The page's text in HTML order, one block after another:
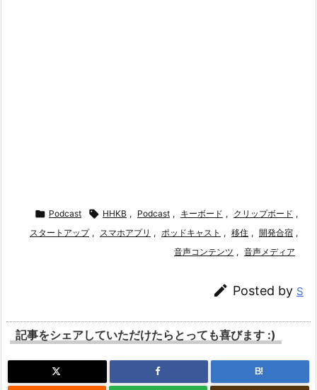
 Podcast  HHKB , Podcast , キーボード , クリップボード ,
スタートアップ , スマホアプリ , ポッドキャスト , 移住 , 開発合宿 ,
音声コンテンツ , 音声メディア
 Posted by S
記事をシェアしていただけたらとっても喜びます :)
B!